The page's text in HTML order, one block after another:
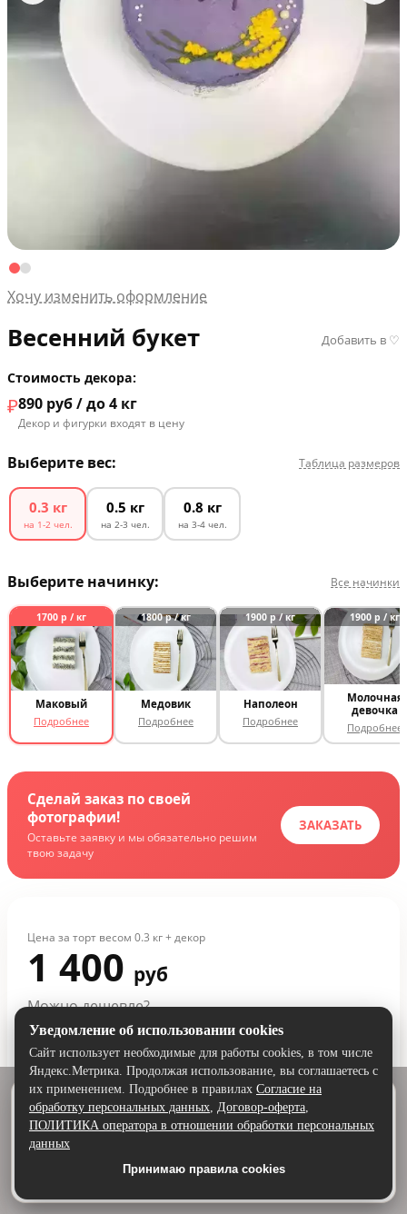
Хочу изменить оформление
Весенний букет Добавить в ♡
Стоимость декора:
₽890 руб / до 4 кг
Декор и фигурки входят в цену
Выберите вес: Таблица размеров
0.3 кг
на 1-2 чел.
0.5 кг
на 2-3 чел.
0.8 кг
на 3-4 чел.
Выберите начинку: Все начинки
1700 р / кг
Маковый
Подробнее
1800 р / кг
Медовик
Подробнее
1900 р / кг
Наполеон
Подробнее
1900 р / кг
Молочная
девочка
Подробнее
Сделай заказ по своей
фотографии!
Оставьте заявку и мы обязательно решим
твою задачу
ЗАКАЗАТЬ
Цена за торт весом 0.3 кг + декор
1 400 руб
Можно дешевле?
Добавить в корзину
🚚Условия доставки ▼
Оформление минимум за 24 часа.
Самовывоз ежедневно с 09:00 до 19:30.
Доставка по тарифу Яндекс Доставки.
Условия оплаты
Удобнее в приложении
Скачайте приложение — быстрее и комфортнее,
чем через сайт.
Скачать в Google Play
Уведомление об использовании cookies
Сайт использует необходимые для работы cookies, в том числе
Яндекс.Метрика. Продолжая использование, вы соглашаетесь с
их применением. Подробнее в правилах Согласие на
обработку персональных данных, Договор-оферта,
ПОЛИТИКА оператора в отношении обработки персональных
данных
Принимаю правила cookies